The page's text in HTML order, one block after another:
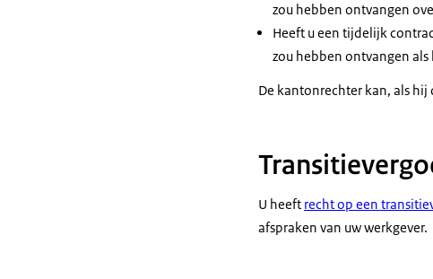
zou hebben ontvangen
Heeft u een tijdelijk
zou hebben ontvangen
De kantonrechter kan, als
U heeft recht op een
afspraken van uw werkgever.